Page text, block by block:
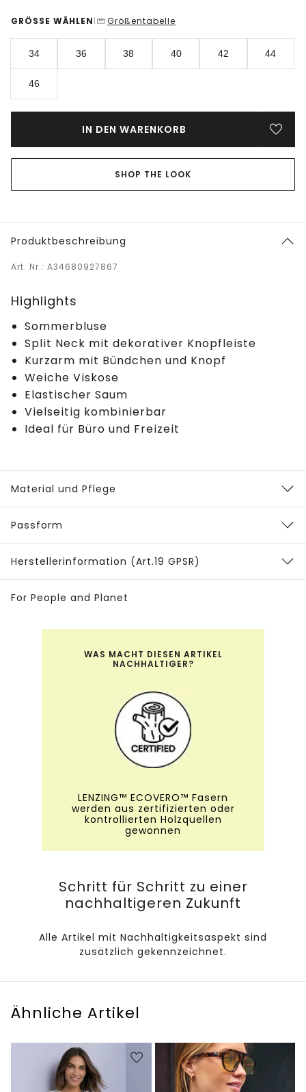
GRÖSSE WÄHLEN | Größentabelle
34 36 38 40 42 44
46
IN DEN WARENKORB
SHOP THE LOOK
Produktbeschreibung
Art. Nr.: A34680927867
Highlights
Sommerbluse
Split Neck mit dekorativer Knopfleiste
Kurzarm mit Bündchen und Knopf
Weiche Viskose
Elastischer Saum
Vielseitig kombinierbar
Ideal für Büro und Freizeit
Material und Pflege
Passform
Herstellerinformation (Art.19 GPSR)
For People and Planet
WAS MACHT DIESEN ARTIKEL
NACHHALTIGER?
LENZING™ ECOVERO™ Fasern
werden aus zertifizierten oder
kontrollierten Holzquellen
gewonnen
Schritt für Schritt zu einer
nachhaltigeren Zukunft
Alle Artikel mit Nachhaltigkeitsaspekt sind
zusätzlich gekennzeichnet.
Ähnliche Artikel